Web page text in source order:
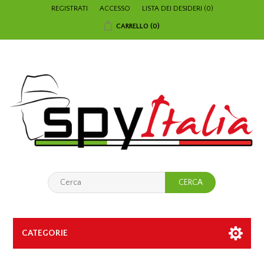
REGISTRATI ACCESSO LISTA DEI DESIDERI (0)
CARRELLO (0)
CATEGORIE